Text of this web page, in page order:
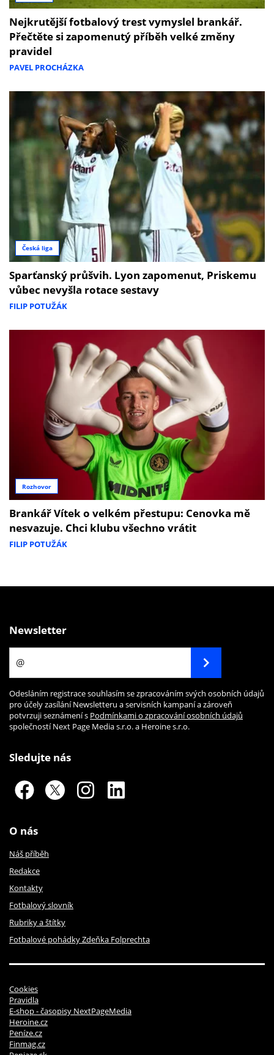
Nejkrutější fotbalový trest vymyslel brankář.
Přečtěte si zapomenutý příběh velké změny
pravidel
PAVEL PROCHÁZKA
Česká liga
Sparťanský průšvih. Lyon zapomenut, Priskemu
vůbec nevyšla rotace sestavy
FILIP POTUŽÁK
Rozhovor
Brankář Vítek o velkém přestupu: Cenovka mě
nesvazuje. Chci klubu všechno vrátit
FILIP POTUŽÁK
Newsletter
Odesláním registrace souhlasím se zpracováním svých osobních údajů
pro účely zasílání Newsletteru a servisních kampaní a zároveň
potvrzuji seznámení s Podmínkami o zpracování osobních údajů
společností Next Page Media s.r.o. a Heroine s.r.o.
Sledujte nás
O nás
Náš příběh
Redakce
Kontakty
Fotbalový slovník
Rubriky a štítky
Fotbalové pohádky Zdeňka Folprechta
Cookies
Pravidla
E-shop - časopisy NextPageMedia
Heroine.cz
Peníze.cz
Finmag.cz